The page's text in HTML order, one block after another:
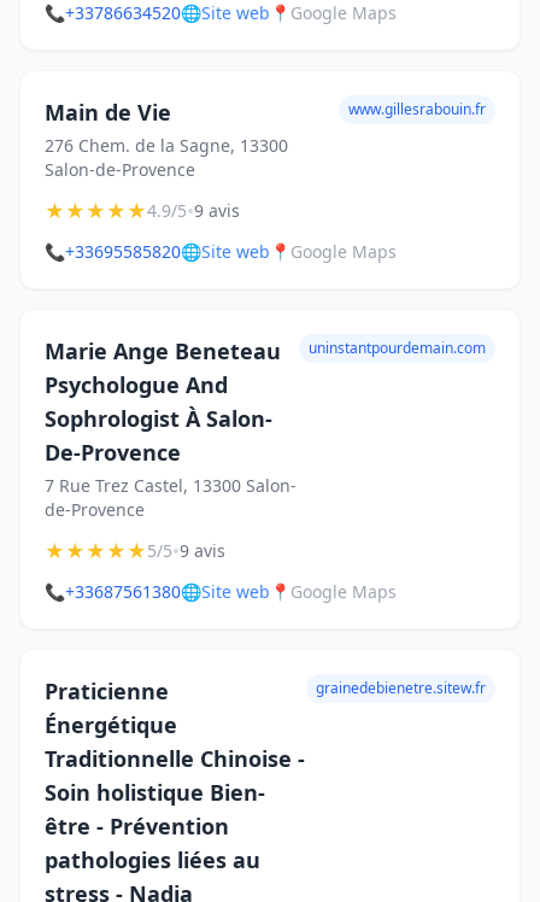
📞+33786634520🌐Site web 📍 Google Maps
Main de Vie
276 Chem. de la Sagne, 13300
Salon-de-Provence
www.gillesrabouin.fr
★★★★★4.9/5•9 avis
📞+33695585820🌐Site web 📍 Google Maps
Marie Ange Beneteau
Psychologue And
Sophrologist À Salon-
De-Provence
7 Rue Trez Castel, 13300 Salon-
de-Provence
uninstantpourdemain.com
★★★★★5/5•9 avis
📞+33687561380🌐Site web 📍 Google Maps
Praticienne
Énergétique
Traditionnelle Chinoise -
Soin holistique Bien-
être - Prévention
pathologies liées au
stress - Nadia
grainedebienetre.sitew.fr